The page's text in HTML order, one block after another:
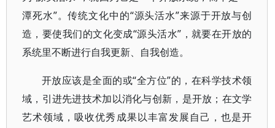
潭死水”。传统文化中的“源头活水”来源于开放与创
造，要使我们的文化变成“源头活水”，就要在开放的
系统里不断进行自我更新、自我创造。
开放应该是全面的或“全方位”的，在科学技术领
域，引进先进技术加以消化与创新，是开放；在文学
艺术领域，吸收优秀成果以丰富发展自己，也是开